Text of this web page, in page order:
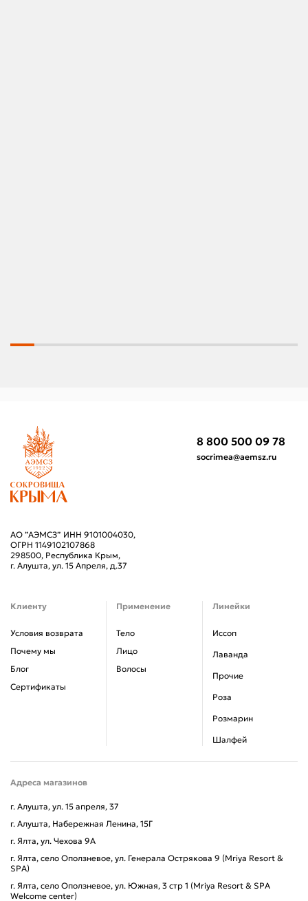
8 800 500 09 78
socrimea@aemsz.ru
АО ”АЭМСЗ” ИНН 9101004030,
ОГРН 1149102107868
298500, Республика Крым,
г. Алушта, ул. 15 Апреля, д.37
Клиенту
Условия возврата
Почему мы
Блог
Сертификаты
Применение
Тело
Лицо
Волосы
Линейки
Иссоп
Лаванда
Прочие
Роза
Розмарин
Шалфей
Адреса магазинов
г. Алушта, ул. 15 апреля, 37
г. Алушта, Набережная Ленина, 15Г
г. Ялта, ул. Чехова 9А
г. Ялта, село Оползневое, ул. Генерала Острякова 9 (Mriya Resort &
SPA)
г. Ялта, село Оползневое, ул. Южная, 3 стр 1 (Mriya Resort & SPA
Welcome center)